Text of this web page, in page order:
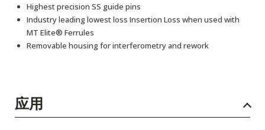
Highest precision SS guide pins
Industry leading lowest loss Insertion Loss when used with
MT Elite® Ferrules
Removable housing for interferometry and rework
应用